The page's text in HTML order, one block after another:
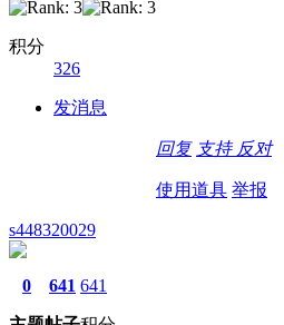
积分
326
发消息
回复 支持 反对
使用道具 举报
s448320029
0 641 641